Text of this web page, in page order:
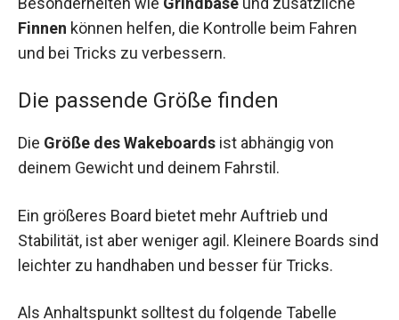
Finnen können helfen, die Kontrolle beim Fahren
und bei Tricks zu verbessern.
Die passende Größe finden
Die Größe des Wakeboards ist abhängig von
deinem Gewicht und deinem Fahrstil.
Ein größeres Board bietet mehr Auftrieb und
Stabilität, ist aber weniger agil. Kleinere Boards sind
leichter zu handhaben und besser für Tricks.
Als Anhaltspunkt solltest du folgende Tabelle